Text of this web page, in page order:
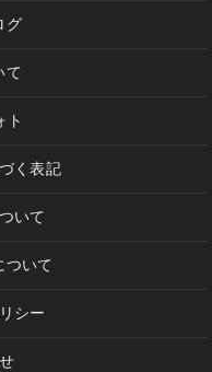
グ
て
ト
く表記
いて
ついて
シー